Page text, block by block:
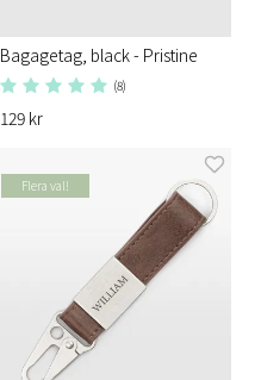
Bagagetag, black - Pristine
(8)
129 kr
Flera val!